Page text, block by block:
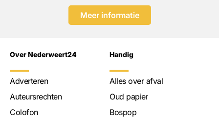
Meer informatie
Over Nederweert24
Adverteren
Auteursrechten
Colofon
Handig
Alles over afval
Oud papier
Bospop